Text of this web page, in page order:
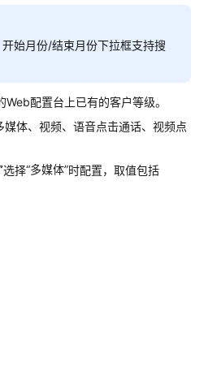
始月份/结束月份下拉框支持搜
配置台上已有的客户等级。
体、视频、语音点击通话、视频点
选择“多媒体”时配置，取值包括